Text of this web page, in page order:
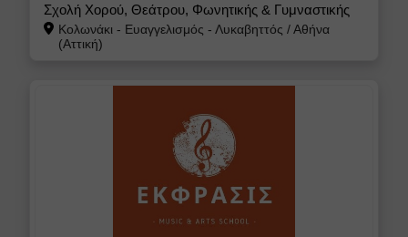
Σχολή Χορού, Θεάτρου, Φωνητικής & Γυμναστικής
Κολωνάκι - Ευαγγελισμός - Λυκαβηττός /Αθήνα
(Αττική)